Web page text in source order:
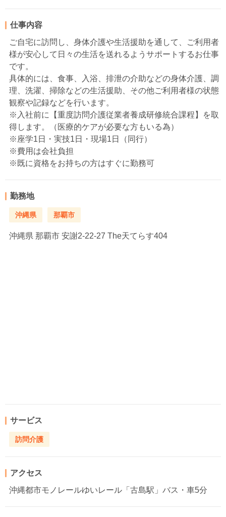
仕事内容
ご自宅に訪問し、身体介護や生活援助を通して、ご利用者
様が安心して日々の生活を送れるようサポートするお仕事
です。
具体的には、食事、入浴、排泄の介助などの身体介護、調
理、洗濯、掃除などの生活援助、その他ご利用者様の状態
観察や記録などを行います。
※入社前に【重度訪問介護従業者養成研修統合課程】を取
得します。（医療的ケアが必要な方もいる為）
※座学1日・実技1日・現場1日（同行）
※費用は会社負担
※既に資格をお持ちの方はすぐに勤務可
勤務地
沖縄県 那覇市
沖縄県 那覇市 安謝2‐22-27 The天てらす404
サービス
訪問介護
アクセス
沖縄都市モノレールゆいレール「古島駅」バス・車5分